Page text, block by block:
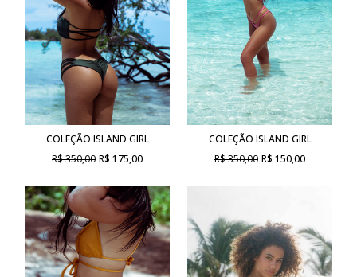
COLEÇÃO ISLAND GIRL
R$ 350,00 R$ 175,00
COLEÇÃO ISLAND GIRL
R$ 350,00 R$ 150,00